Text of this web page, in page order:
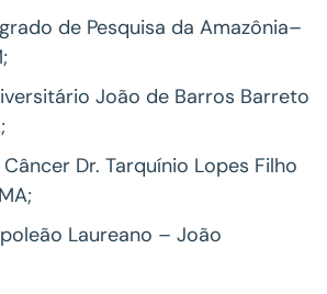
de Pesquisa da Amazônia–
João de Barros Barreto
Dr. Tarquínio Lopes Filho
Laureano – João